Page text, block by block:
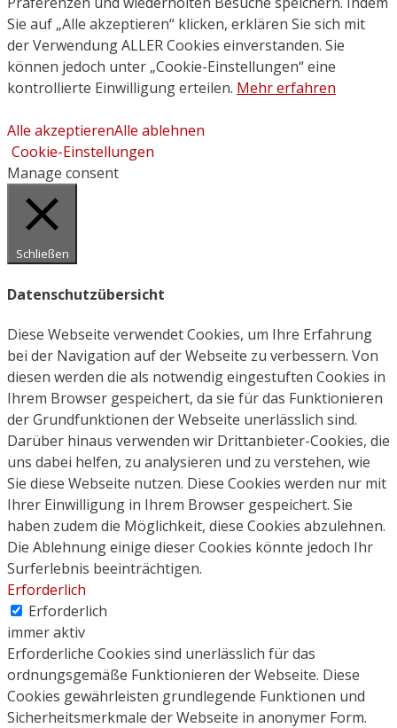
Sie auf „Alle akzeptieren“ klicken, erklären Sie sich mit
der Verwendung ALLER Cookies einverstanden. Sie
können jedoch unter „Cookie-Einstellungen“ eine
kontrollierte Einwilligung erteilen. Mehr erfahren
Alle akzeptierenAlle ablehnen
Cookie-Einstellungen
Manage consent
Schließen
Datenschutzübersicht
Diese Webseite verwendet Cookies, um Ihre Erfahrung
bei der Navigation auf der Webseite zu verbessern. Von
diesen werden die als notwendig eingestuften Cookies in
Ihrem Browser gespeichert, da sie für das Funktionieren
der Grundfunktionen der Webseite unerlässlich sind.
Darüber hinaus verwenden wir Drittanbieter-Cookies, die
uns dabei helfen, zu analysieren und zu verstehen, wie
Sie diese Webseite nutzen. Diese Cookies werden nur mit
Ihrer Einwilligung in Ihrem Browser gespeichert. Sie
haben zudem die Möglichkeit, diese Cookies abzulehnen.
Die Ablehnung einige dieser Cookies könnte jedoch Ihr
Surferlebnis beeinträchtigen.
Erforderlich
Erforderlich
immer aktiv
Erforderliche Cookies sind unerlässlich für das
ordnungsgemäße Funktionieren der Webseite. Diese
Cookies gewährleisten grundlegende Funktionen und
Sicherheitsmerkmale der Webseite in anonymer Form.